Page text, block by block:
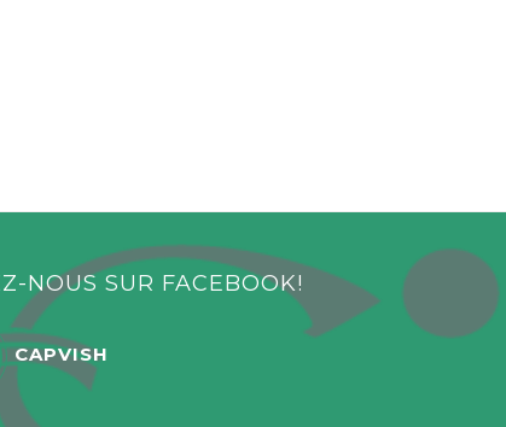
NOUS SUR FACEBOOK!
CAPVISH